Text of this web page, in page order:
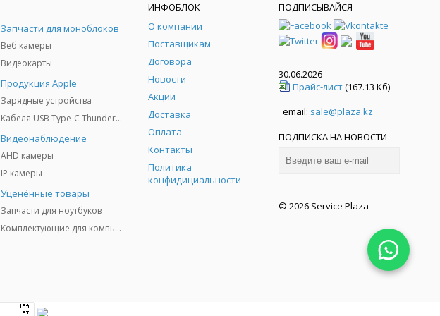
Запчасти для моноблоков
Веб камеры
Видеокарты
Продукция Apple
Зарядные устройства
Кабеля USB Type-C Thunderbolt 3/4/5
Видеонаблюдение
AHD камеры
IP камеры
Уценённые товары
Запчасти для ноутбуков
Комплектующие для компьютеров
ИНФОБЛОК
О компании
Поставщикам
Договора
Новости
Акции
Доставка
Оплата
Контакты
Политика
конфидициальности
ПОДПИСЫВАЙСЯ
30.06.2026
Прайс-лист(167.13 Кб)
email: sale@plaza.kz
ПОДПИСКА НА НОВОСТИ
© 2026 Service Plaza